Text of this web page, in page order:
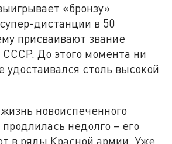
«бронзу»
дистанции в 50
присваивают звание
СССР. До этого момента ни
удостаивался столь высокой
новоиспеченного
недолго – его
в ряды Красной армии. Уже